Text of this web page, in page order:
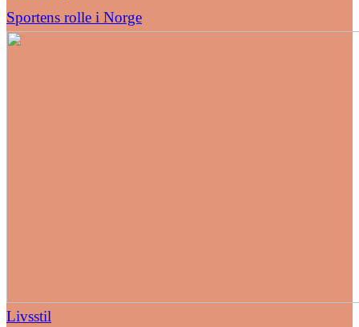
Sportens rolle i Norge
Livsstil